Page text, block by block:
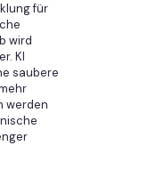
für
wird
KI
saubere
werden